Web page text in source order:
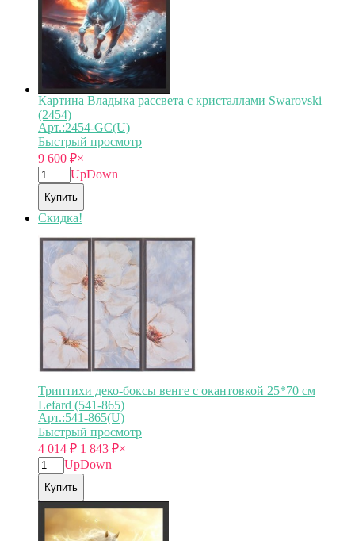
Картина Владыка рассвета с кристаллами Swarovski
(2454)
Арт.:2454-GC(U)
Быстрый просмотр
9 600 ₽×
UpDown
Купить
Скидка!
Триптихи деко-боксы венге с окантовкой 25*70 см
Lefard (541-865)
Арт.:541-865(U)
Быстрый просмотр
4 014 ₽ 1 843 ₽×
UpDown
Купить